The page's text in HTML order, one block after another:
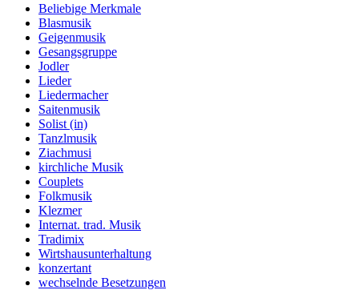
Beliebige Merkmale
Blasmusik
Geigenmusik
Gesangsgruppe
Jodler
Lieder
Liedermacher
Saitenmusik
Solist (in)
Tanzlmusik
Ziachmusi
kirchliche Musik
Couplets
Folkmusik
Klezmer
Internat. trad. Musik
Tradimix
Wirtshausunterhaltung
konzertant
wechselnde Besetzungen